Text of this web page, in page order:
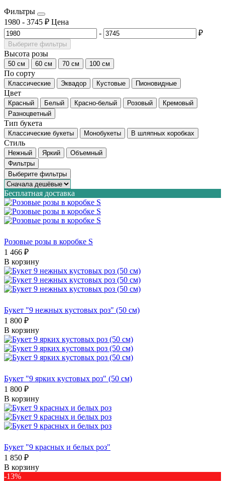
Фильтры
1980 - 3745 ₽ Цена
-
₽
Выберите фильтры
Высота розы
50 см 60 см 70 см 100 см
По сорту
Классические Эквадор Кустовые Пионовидные
Цвет
Красный Белый Красно-белый Розовый
Кремовый
Разноцветный
Тип букета
Классические букеты Монобукеты В шляпных коробках
Стиль
Нежный Яркий
Объемный
Фильтры
Выберите фильтры
Бесплатная доставка
Розовые розы в коробке S
1 466 ₽
В корзину
Букет "9 нежных кустовых роз" (50 см)
1 800 ₽
В корзину
Букет "9 ярких кустовых роз" (50 см)
1 800 ₽
В корзину
Букет "9 красных и белых роз"
1 850 ₽
В корзину
-13%